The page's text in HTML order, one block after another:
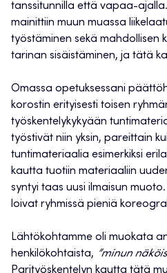
tanssitunnilla että vapaa-
mainittiin muun muassa
työstäminen sekä mahdollisen
tarinan sisäistäminen, ja tätä
Omassa opetuksessani
korostin erityisesti toisen
työskentelykykyään
työstivät niin yksin, pareittain
tuntimateriaalia esimerkiksi
kautta tuotiin materiaaliin
syntyi taas uusi ilmaisun
loivat ryhmissä pieniä
Lähtökohtamme oli muokata
henkilökohtaista, ”minun
Parityöskentelyn kautta tätä